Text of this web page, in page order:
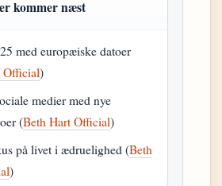
kommer næst
med europæiske datoer
Official)
medier med nye
(Beth Hart Official)
på livet i ædruelighed (Beth
)